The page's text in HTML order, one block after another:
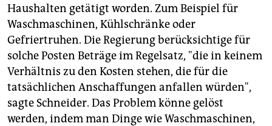
Haushalten getätigt worden. Zum Beispiel für
Waschmaschinen, Kühlschränke oder
Gefriertruhen. Die Regierung berücksichtige für
solche Posten Beträge im Regelsatz, "die in keinem
Verhältnis zu den Kosten stehen, die für die
tatsächlichen Anschaffungen anfallen würden",
sagte Schneider. Das Problem könne gelöst
werden, indem man Dinge wie Waschmaschinen,